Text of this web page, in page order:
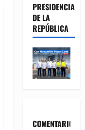
PRESIDENCIA
DE LA
REPÚBLICA
COMENTARIOS